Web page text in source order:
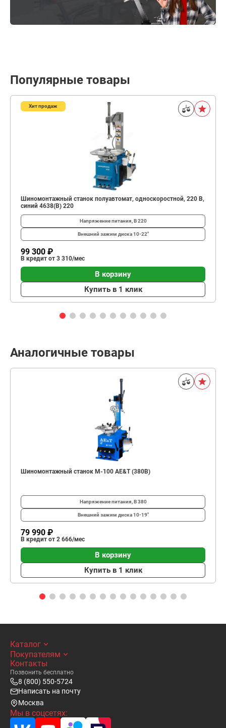
Популярные товары
Хит продаж
Шиномонтажный станок полуавтомат, односкоростной, 220 В,
синий 4638(B) 220
Напряжение питания, В220
Внешний зажим диска10-22"
99 300 ₽
В кредит от 3 310/мес
В корзину
Купить в 1 клик
Аналогичные товары
Шиномонтажный станок M-100 AE&T (380В)
Напряжение питания, В380
Внешний зажим диска10-19"
79 990 ₽
В кредит от 2 666/мес
В корзину
Купить в 1 клик
Каталог
Покупателям
Контакты
Позвонить бесплатно
8 (800) 550-5724
Написать на почту
Москва
Мы в соцсетях: